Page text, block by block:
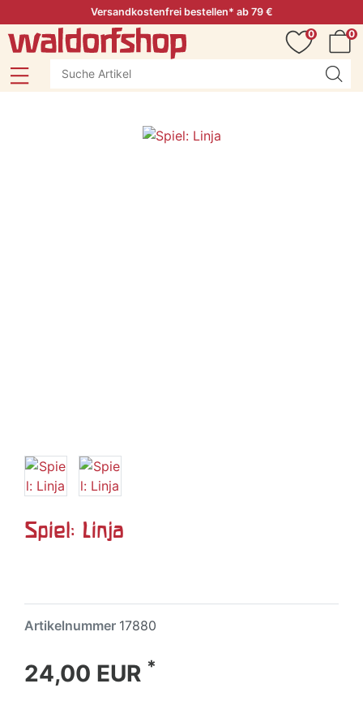
Versandkostenfrei bestellen* ab 79 €
0
0
Spiel: Linja
Artikelnummer 17880
24,00 EUR *